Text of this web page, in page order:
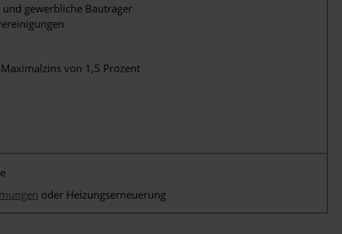
gewerbliche Bauträger
von 1,5 Prozent
oder Heizungserneuerung